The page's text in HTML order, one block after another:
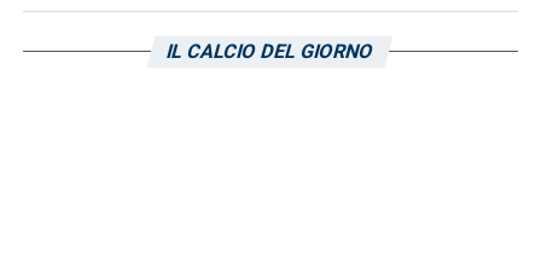
LA PLAYLIST DELLE NOSTRE TOP NEWS
IL CALCIO DEL GIORNO